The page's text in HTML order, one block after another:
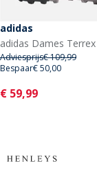
adidas
Adviesprijs€ 109,99
Bespaar€ 50,00
Current
€ 59,99